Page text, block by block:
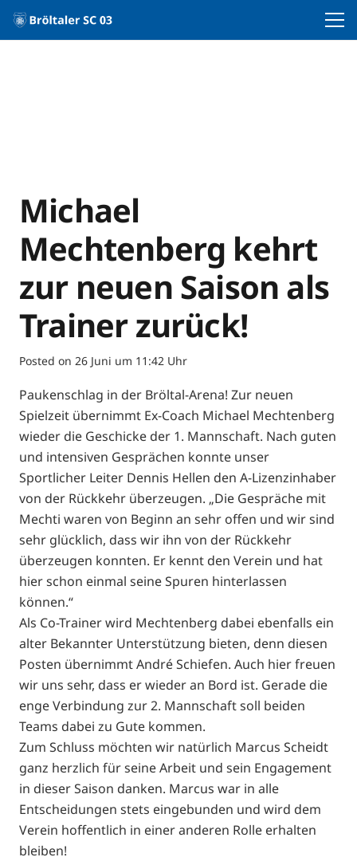
Michael
Mechtenberg kehrt
zur neuen Saison als
Trainer zurück!
Posted on 26 Juni um 11:42 Uhr
Paukenschlag in der Bröltal-Arena! Zur neuen
Spielzeit übernimmt Ex-Coach Michael Mechtenberg
wieder die Geschicke der 1. Mannschaft. Nach guten
und intensiven Gesprächen konnte unser
Sportlicher Leiter Dennis Hellen den A-Lizenzinhaber
von der Rückkehr überzeugen. „Die Gespräche mit
Mechti waren von Beginn an sehr offen und wir sind
sehr glücklich, dass wir ihn von der Rückkehr
überzeugen konnten. Er kennt den Verein und hat
hier schon einmal seine Spuren hinterlassen
können.“
Als Co-Trainer wird Mechtenberg dabei ebenfalls ein
alter Bekannter Unterstützung bieten, denn diesen
Posten übernimmt André Schiefen. Auch hier freuen
wir uns sehr, dass er wieder an Bord ist. Gerade die
enge Verbindung zur 2. Mannschaft soll beiden
Teams dabei zu Gute kommen.
Zum Schluss möchten wir natürlich Marcus Scheidt
ganz herzlich für seine Arbeit und sein Engagement
in dieser Saison danken. Marcus war in alle
Entscheidungen stets eingebunden und wird dem
Verein hoffentlich in einer anderen Rolle erhalten
bleiben!